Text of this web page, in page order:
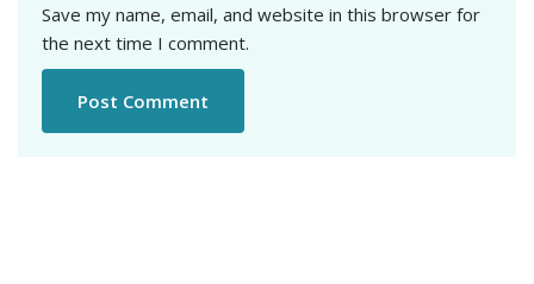
Save my name, email, and website in this browser for
the next time I comment.